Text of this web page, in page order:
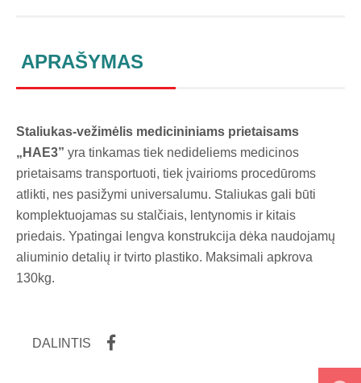
APRAŠYMAS
Staliukas-vežimėlis medicininiams prietaisams
„HAE3” yra tinkamas tiek nedideliems medicinos
prietaisams transportuoti, tiek įvairioms procedūroms
atlikti, nes pasižymi universalumu. Staliukas gali būti
komplektuojamas su stalčiais, lentynomis ir kitais
priedais. Ypatingai lengva konstrukcija dėka naudojamų
aliuminio detalių ir tvirto plastiko. Maksimali apkrova
130kg.
DALINTIS